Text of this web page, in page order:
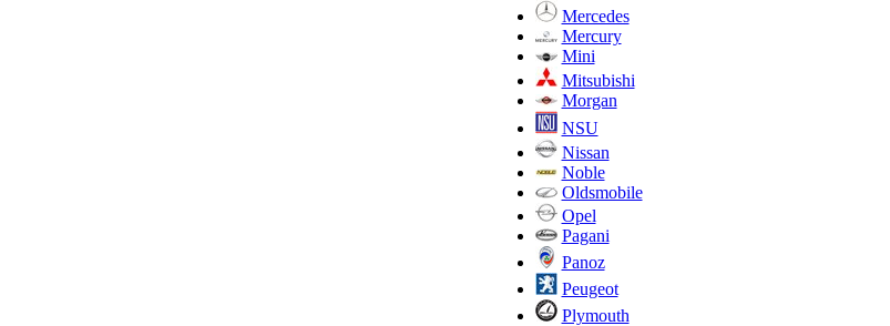
Mercedes
Mercury
Mini
Mitsubishi
Morgan
NSU
Nissan
Noble
Oldsmobile
Opel
Pagani
Panoz
Peugeot
Plymouth